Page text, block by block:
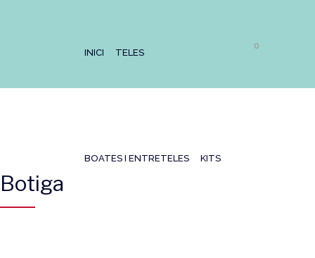
0
INICI TELES
BOATES I ENTRETELES KITS
Botiga